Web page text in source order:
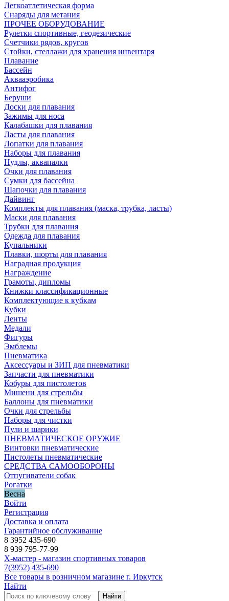
Легкоатлетическая форма
Снаряды для метания
ПРОЧЕЕ ОБОРУДОВАНИЕ
Рулетки спортивные, геодезические
Счетчики рядов, кругов
Стойки, стеллажи для хранения инвентаря
Плавание
Бассейн
Аквааэробика
Антифог
Беруши
Доски для плавания
Зажимы для носа
Калабашки для плавания
Ласты для плавания
Лопатки для плавания
Наборы для плавания
Нудлы, аквапалки
Очки для плавания
Сумки для бассейна
Шапочки для плавания
Дайвинг
Комплекты для плавания (маска, трубка, ласты)
Маски для плавания
Трубки для плавания
Одежда для плавания
Купальники
Плавки, шорты для плавания
Наградная продукция
Награждение
Грамоты, дипломы
Книжки классификационные
Комплектующие к кубкам
Кубки
Ленты
Медали
Фигуры
Эмблемы
Пневматика
Аксессуары и ЗИП для пневматики
Запчасти для пневматики
Кобуры для пистолетов
Мишени для стрельбы
Баллоны для пневматики
Очки для стрельбы
Наборы для чистки
Пули и шарики
ПНЕВМАТИЧЕСКОЕ ОРУЖИЕ
Винтовки пневматические
Пистолеты пневматические
СРЕДСТВА САМООБОРОНЫ
Отпугиватели собак
Рогатки
Весна
Войти
Регистрация
Доставка и оплата
Гарантийное обслуживание
8 3952 435-690
8 939 795-77-99
Х-мастер - магазин спортивных товаров
7(3952) 435-690
Все товары в розничном магазине г. Иркутск
Найти
Найти